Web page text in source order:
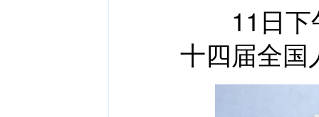
11日下午
十四届全国